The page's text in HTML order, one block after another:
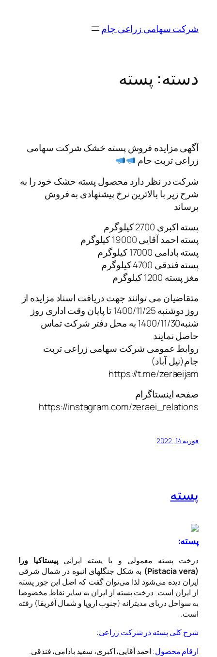
محتواشرکت سهامی زراعی جام
دسته: پسته
آگهی مزایده فروش پسته خشک شرکت سهامی
زراعی تربت جام
شرکت در نظر دارد محصول پسته خشک خود را به
شرح زیر با بالاترین نرخ پیشنهادی به فروش
برساند
پسته اکبری 2700 کیلوگرم
پسته احمد آقایی 19000 کیلوگرم
پسته بادامی 17000 کیلوگرم
پسته فندقی 4700 کیلوگرم
مغز پسته 1200 کیلوگرم
متقاضیان می توانند جهت دریافت اسناد مزایده از
روز دوشنبه 1400/11/25 تا پایان وقت اداری روز
شنبه1400/11/30 به محل دفتر شرکت تماس
حاصل نمایند
روابط عمومی شرکت سهامی زراعی تربت
جام(نیل آباد)
https://t.me/zeraeijam
صفحه اینستاگرام
https://instagram.com/zeraei_relations
فوریه 14, 2022
پسته
پسته:
درخت پسته معمولی و یا پسته ایرانیپیستاکیا ورا
(Pistacia vera)
به شکل جنگلهای انبوه در شمال شرقی
ایران دیده می‌شود لذا می‌توان گفت که اصل این جور پسته
از ایران است. درخت پسته از ایران به سایر نقاط مخصوصا
به سواحل دریای مدیترانه (جنوب اروپا و شمال آفریقا) رفته
است.
شرح کلی پسته در شرکت زراعی:
ارقام محصول: احمد آقایی، اکبری، سفید بادامی، فندقی.